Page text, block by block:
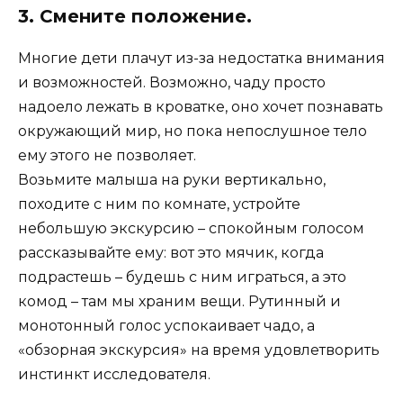
3. Смените положение.
Многие дети плачут из-за недостатка внимания
и возможностей. Возможно, чаду просто
надоело лежать в кроватке, оно хочет познавать
окружающий мир, но пока непослушное тело
ему этого не позволяет.
Возьмите малыша на руки вертикально,
походите с ним по комнате, устройте
небольшую экскурсию – спокойным голосом
рассказывайте ему: вот это мячик, когда
подрастешь – будешь с ним играться, а это
комод – там мы храним вещи. Рутинный и
монотонный голос успокаивает чадо, а
«обзорная экскурсия» на время удовлетворить
инстинкт исследователя.